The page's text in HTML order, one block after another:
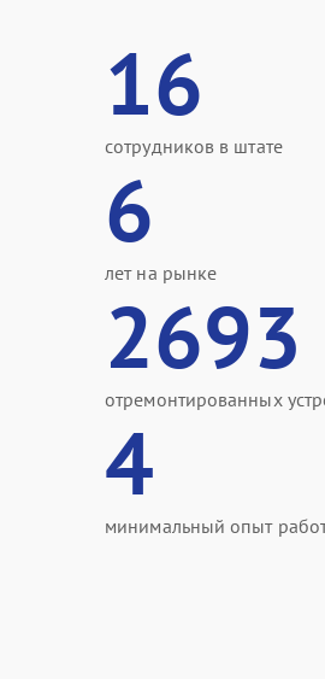
16
сотрудников в штате
6
лет на рынке
2693
отремонтированных
4
минимальный опыт